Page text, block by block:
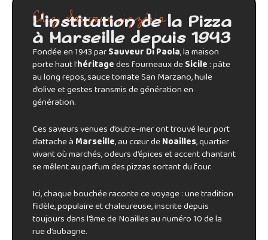
Chez Sauveur pizzéria
L'institution de la Pizza
à Marseille depuis 1943
Fondée en 1943 parSauveur Di Paola, la maison
porte haut l’héritagedes fourneaux deSicile : pâte
au long repos, sauce tomate San Marzano, huile
d’olive et gestes transmis de génération en
génération.
Ces saveurs venues d’outre-mer ont trouvé leur port
d’attache à Marseille, au cœur deNoailles, quartier
vivant où marchés, odeurs d’épices et accent chantant
se mêlent au parfum des pizzas sortant du four.
Ici, chaque bouchée raconte ce voyage : une tradition
fidèle, populaire et chaleureuse, inscrite depuis
toujours dans l’âme de Noailles au numéro 10 de la
rue d’aubagne.